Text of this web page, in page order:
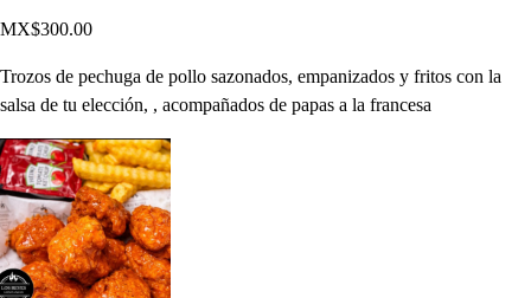
MX$300.00
Trozos de pechuga de pollo sazonados, empanizados y fritos con la
salsa de tu elección, , acompañados de papas a la francesa